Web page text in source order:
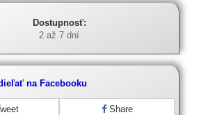
Dostupnosť:
2 až 7 dní
na Facebooku
Share